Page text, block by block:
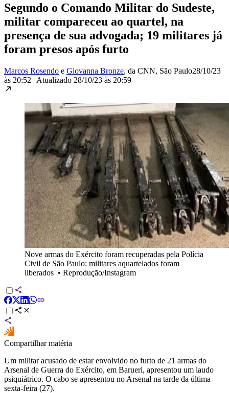
Segundo o Comando Militar do Sudeste,
militar compareceu ao quartel, na
presença de sua advogada; 19 militares já
foram presos após furto
Marcos Rosendo e Giovanna Bronze, da CNN, São Paulo28/10/23
às 20:52 | Atualizado 28/10/23 às 20:59
Nove armas do Exército foram recuperadas pela Polícia
Civil de São Paulo: militares aquartelados foram
liberados • Reprodução/Instagram
Compartilhar matéria
Um militar acusado de estar envolvido no furto de 21 armas do
Arsenal de Guerra do Exército, em Barueri, apresentou um laudo
psiquiátrico. O cabo se apresentou no Arsenal na tarde da última
sexta-feira (27).